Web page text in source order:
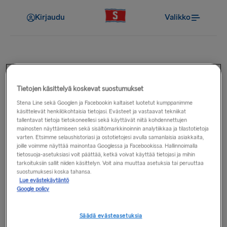
Kirjaudu Valikko
Miten pääsen jäseneksi?
Liittyminen Stena MORE Loyalty Clubiin on ilmaista, nopeaa
ja helppoa! Voit käyttää tätälinkkiärekisteröityäksesi
verkossa.
Mikä on Stena MORE Loyalty Club?
Tietojen käsittelyä koskevat suostumukset
Stena Line sekä Googlen ja Facebookin kaltaiset luotetut kumppanimme
käsittelevät henkilökohtaisia tietojasi. Evästeet ja vastaavat tekniikat
tallentavat tietoja tietokoneellesi sekä käyttävät niitä kohdennettujen
mainosten näyttämiseen sekä sisältömarkkinoinnin analytiikkaa ja tilastotietoja
varten. Etsimme selaushistoriasi ja ostotietojesi avulla samanlaisia asiakkaita,
joille voimme näyttää mainontaa Googlessa ja Facebookissa. Hallinnoimalla
tietosuoja-asetuksiasi voit päättää, ketkä voivat käyttää tietojasi ja mihin
tarkoituksiin sallit niiden käsittelyn. Voit aina muuttaa asetuksia tai peruuttaa
suostumuksesi koska tahansa.
Lue evästekäytäntö
Google policy
Säädä evästeasetuksia